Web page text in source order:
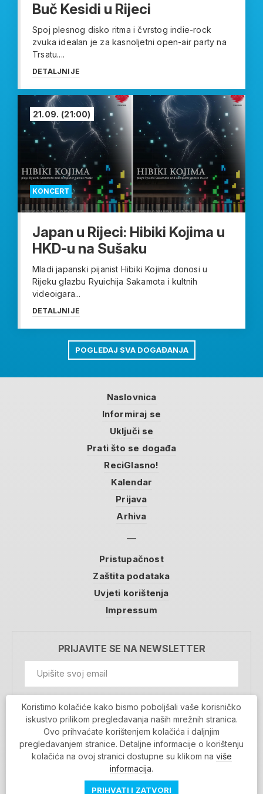
Buč Kesidi u Rijeci
Spoj plesnog disko ritma i čvrstog indie-rock
zvuka idealan je za kasnoljetni open-air party na
Trsatu....
DETALJNIJE
KONCERT
21.09. (21:00)
Japan u Rijeci: Hibiki Kojima u
HKD-u na Sušaku
Mladi japanski pijanist Hibiki Kojima donosi u
Rijeku glazbu Ryuichija Sakamota i kultnih
videoigara...
DETALJNIJE
POGLEDAJ SVA DOGAĐANJA
Naslovnica
Informiraj se
Uključi se
Prati što se događa
ReciGlasno!
Kalendar
Prijava
Arhiva
Pristupačnost
Zaštita podataka
Uvjeti korištenja
Impressum
PRIJAVITE SE NA NEWSLETTER
Prihvaćam da se moji podaci spremaju u bazu
podataka i koriste u svrhu slanja MojaRijeka
newslettera
MOJARIJEKA NEWSLETTER
PRIJAVI SE
Koristimo kolačiće kako bismo poboljšali vaše korisničko
iskustvo prilikom pregledavanja naših mrežnih stranica.
Ovo prihvaćate korištenjem kolačića i daljnjim
pregledavanjem stranice. Detaljne informacije o korištenju
kolačića na ovoj stranici dostupne su klikom na više
informacija.
PRIHVATI I ZATVORI